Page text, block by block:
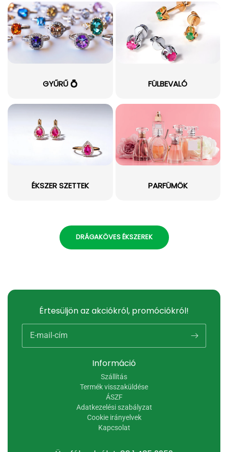
GYŰRŰ 💍 FÜLBEVALÓ
ÉKSZER SZETTEK PARFÜMÖK
DRÁGAKÖVES ÉKSZEREK
Információ
Szállítás
Termék visszaküldése
ÁSZF
Adatkezelési szabályzat
Cookie irányelvek
Kapcsolat
Értesüljön az akciókról, promóciókról!
E-mail-cím